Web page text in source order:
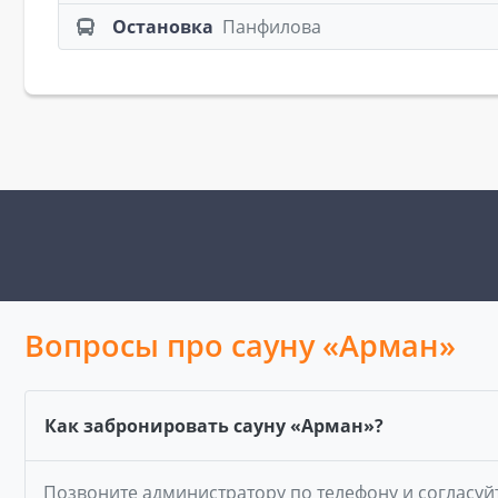
Остановка Панфилова
Вопросы про сауну «Арман»
Как забронировать сауну «Арман»?
Позвоните администратору по телефону и